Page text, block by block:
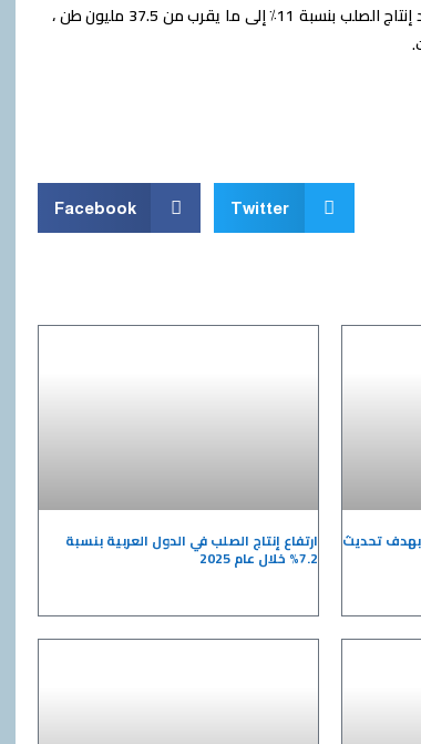
بالنسبة لعام 2021 ، يتوقع معهد لايبنيز للأبحاث الاقتصادية في إيسن أن يزداد إنتاج الصلب بنسبة 11٪ إلى ما يقرب من 37.5 مليون طن ،
Twitter
Facebook
بهدف تحديث ارتفاع إنتاج الصلب في الدول العربية بنسبة
7.2% خلال عام 2025